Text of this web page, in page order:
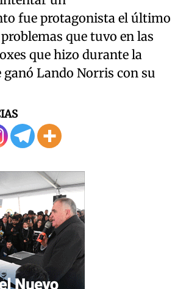
fue protagonista el último
que tuvo en las
que hizo durante la
ganó Lando Norris con su